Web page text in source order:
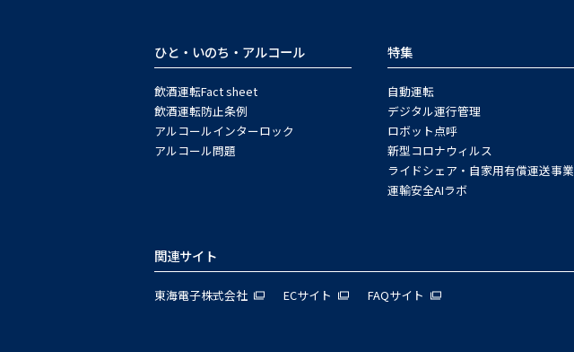
ひと・いのち・アルコール
飲酒運転Fact sheet
飲酒運転防止条例
アルコールインターロック
アルコール問題
特集
自動運転
デジタル運行管理
ロボット点呼
新型コロナウィルス
ライドシェア・自家用有償運送事業
運輸安全AIラボ
関連サイト
東海電子株式会社 ECサイト FAQサイト